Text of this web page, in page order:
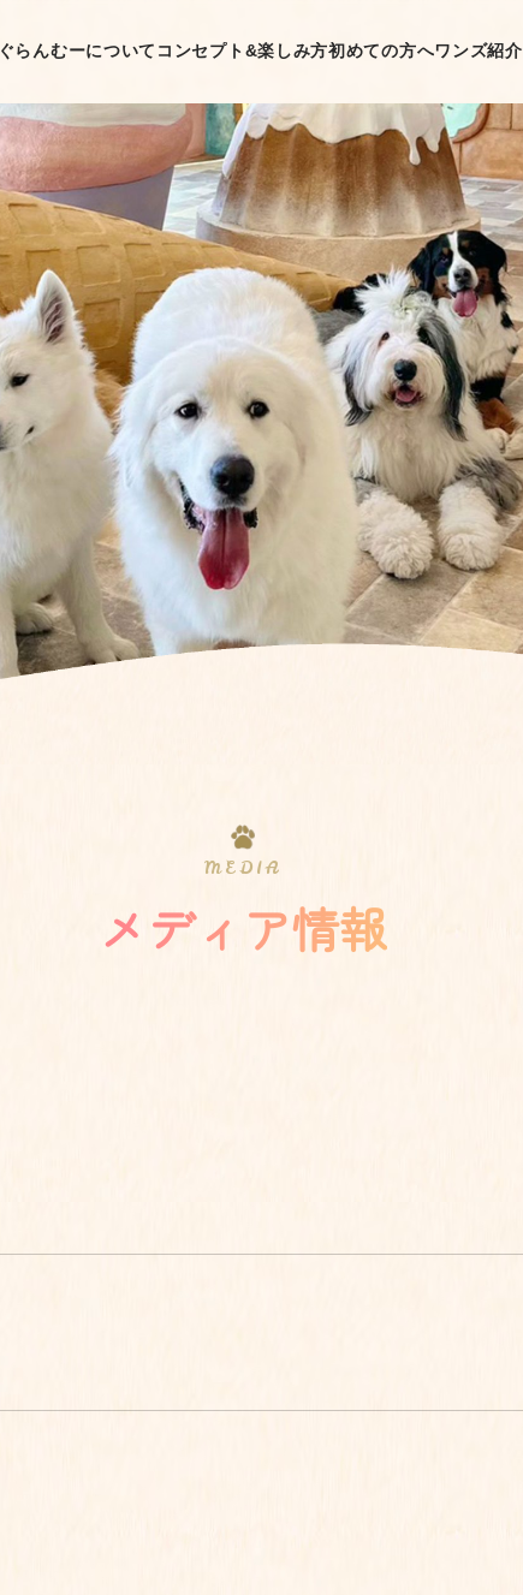
ぐらんむーについて コンセプト&楽しみ方初めての方へワンズ紹介
MEDIA
メディア情報